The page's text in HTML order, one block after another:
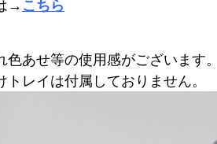
→ こちら
あせ等の使用感がございます。
レイは付属しておりません。